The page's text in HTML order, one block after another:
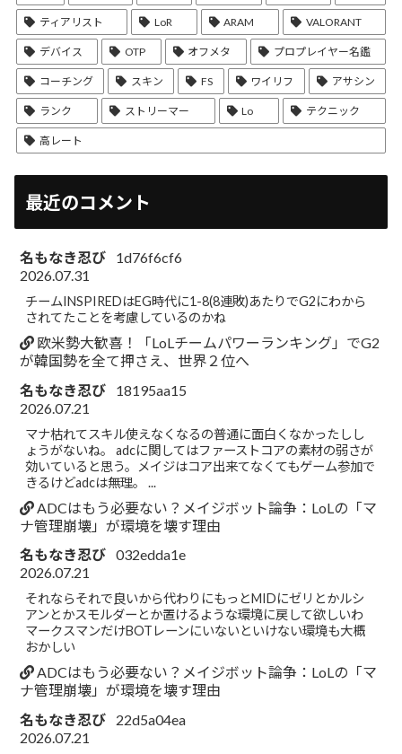
ティアリスト LoR ARAM VALORANT
デバイス OTP オフメタ プロプレイヤー名鑑
コーチング スキン FS ワイリフ アサシン
ランク ストリーマー Lo テクニック
高レート
最近のコメント
名もなき忍び
1d76f6cf6
2026.07.31
チームINSPIREDはEG時代に1-8(8連敗)あたりでG2にわから
されてたことを考慮しているのかね
欧米勢大歓喜！「LoLチームパワーランキング」でG2
が韓国勢を全て押さえ、世界２位へ
名もなき忍び
18195aa15
2026.07.21
マナ枯れてスキル使えなくなるの普通に面白くなかったしし
ょうがないね。 adcに関してはファーストコアの素材の弱さが
効いていると思う。メイジはコア出来てなくてもゲーム参加で
きるけどadcは無理。 ...
ADCはもう必要ない？メイジボット論争：LoLの「マ
ナ管理崩壊」が環境を壊す理由
名もなき忍び 032edda1e
2026.07.21
それならそれで良いから代わりにもっとMIDにゼリとかルシ
アンとかスモルダーとか置けるような環境に戻して欲しいわ
マークスマンだけBOTレーンにいないといけない環境も大概
おかしい
ADCはもう必要ない？メイジボット論争：LoLの「マ
ナ管理崩壊」が環境を壊す理由
名もなき忍び
22d5a04ea
2026.07.21